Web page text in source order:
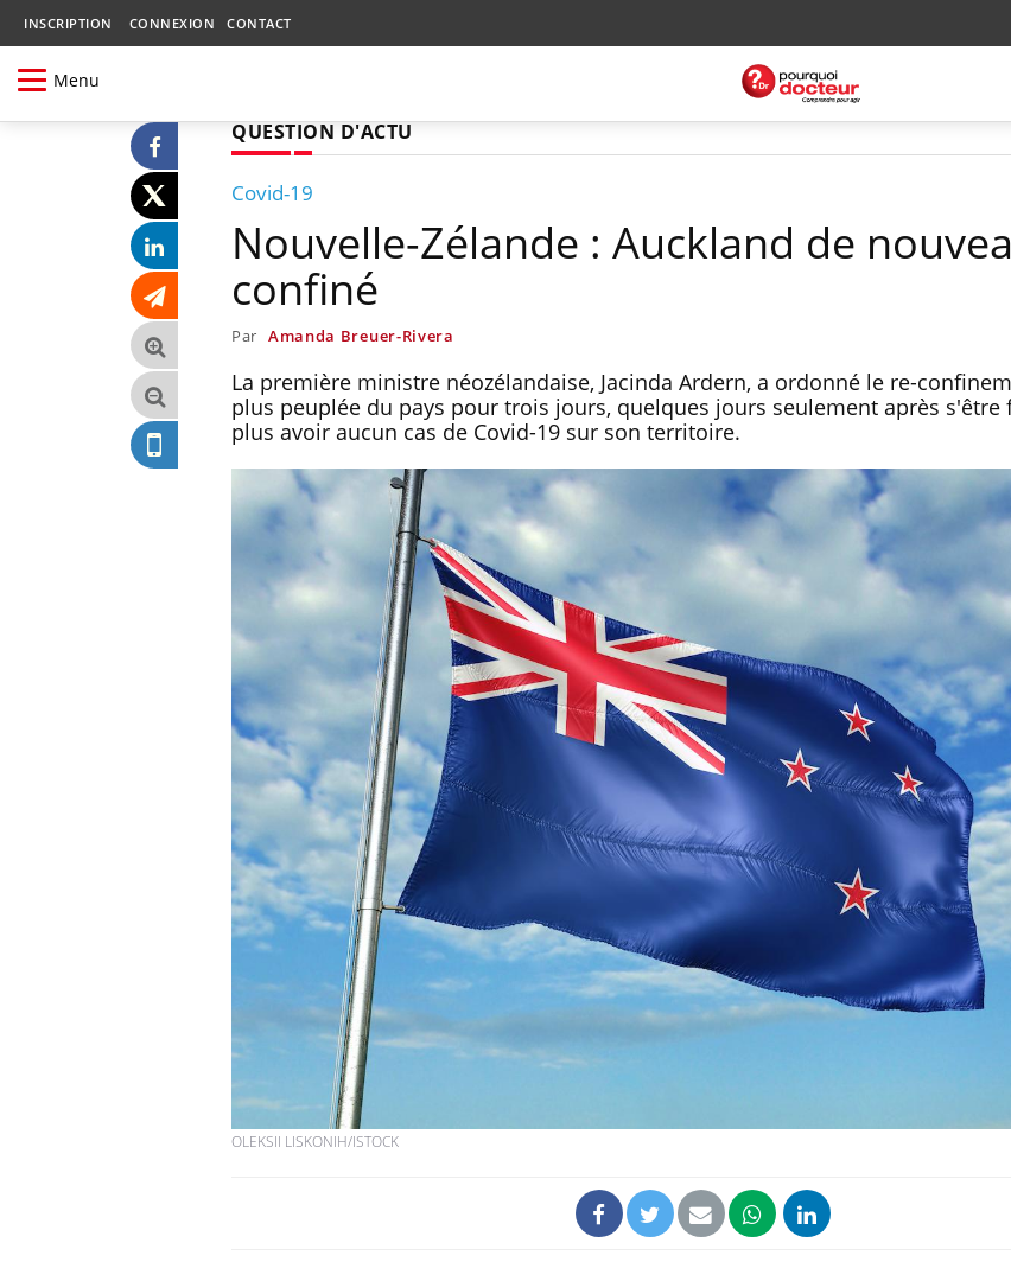
INSCRIPTION CONNEXION CONTACT
Menu
QUESTION D'ACTU
Covid-19
Nouvelle-Zélande : Auckland de
confiné
Par Amanda Breuer-Rivera
La première ministre néozélandaise, Jacinda Ardern, a ordonné le re-
plus peuplée du pays pour trois jours, quelques jours seulement après s'être
plus avoir aucun cas de Covid-19 sur son territoire.
OLEKSII LISKONIH/ISTOCK
Les troubles du sommeil
modifient votre cerveau !
Mon enfant est-il trop
sensible ou simplement
très empathique ?
Bébés, jeunes enfants :
quelle trousse à
pharmacie pour les
vacances ?
Syndrome métabolique :
quels sont les meilleurs
exercices physiques ?
Comment éviter une otite
pendant les vacances ?
Hantavirus : un cas
détecté chez un touriste
en France